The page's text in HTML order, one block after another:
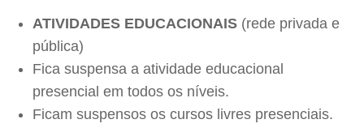
ATIVIDADES EDUCACIONAIS (rede privada e
pública)
Fica suspensa a atividade educacional
presencial em todos os níveis.
Ficam suspensos os cursos livres presenciais.